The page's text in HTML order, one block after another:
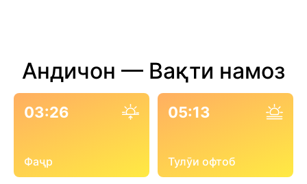
Андичон — Вақти намоз
03:26
Фаҷр
05:13
Тулӯи офтоб